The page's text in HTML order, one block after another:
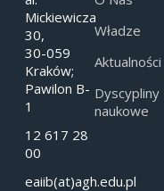
Mickiewicza
30,
30-059
Kraków;
Pawilon B-
1
12 617 28
00
eaiib(at)agh.edu.pl
Władze
Aktualności
Dyscypliny
naukowe